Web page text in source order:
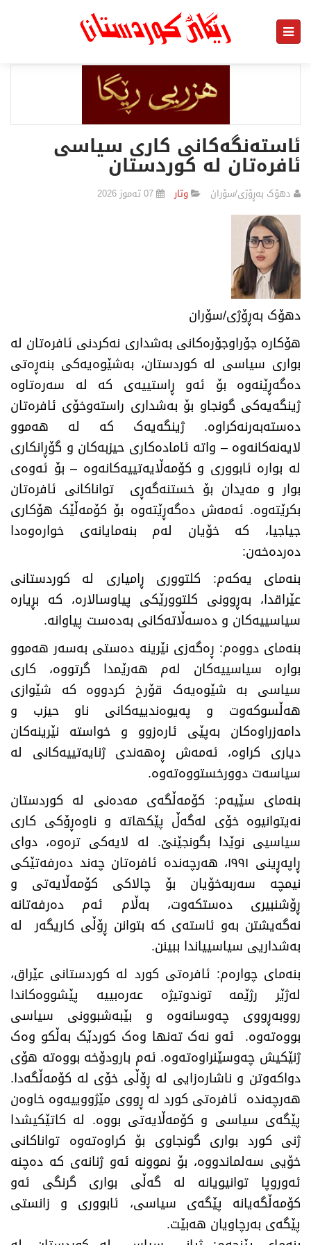
ئاستەنگەکانی کاری سیاسی
ئافرەتان لە کوردستان
دهۆک بەڕۆژی/سۆران وتار 07 تەموز 2026
دهۆک بەڕۆژی/سۆران
هۆکارە جۆراوجۆرەکانی بەشداری نەکردنی ئافرەتان لە
بواری سیاسی لە کوردستان، بەشێوەیەکی بنەڕەتی
دەگەڕێنەوە بۆ ئەو ڕاستییەی کە لە سەرەتاوە
ژینگەیەکی گونجاو بۆ بەشداری راستەوخۆی ئافرەتان
دەستەبەرنەکراوە. ژینگەیەک کە لە هەموو
لایەنەکانەوە – واتە ئامادەکاری حیزبەکان و گۆڕانکاری
لە بوارە ئابووری و کۆمەڵایەتییەکانەوە – بۆ ئەوەی
بوار و مەیدان بۆ خستنەگەڕی تواناکانی ئافرەتان
بکرێتەوە. ئەمەش دەگەڕێتەوە بۆ کۆمەڵێک هۆکاری
جیاجیا، کە خۆیان لەم بنەمایانەی خوارەوەدا
دەردەخەن:
بنەمای یەکەم: کلتووری ڕامیاری لە کوردستانی
عێراقدا، بەڕوونی کلتوورێکی پیاوسالارە، کە بڕیارە
سیاسییەکان و دەسەڵاتەکانی بەدەست پیاوانە.
بنەمای دووەم: ڕەگەزی نێرینە دەستی بەسەر هەموو
بوارە سیاسییەکان لەم هەرێمدا گرتووە، کاری
سیاسی بە شێوەیەک قۆرخ کردووە کە شێوازی
هەڵسوکەوت و پەیوەندییەکانی ناو حیزب و
دامەزراوەکان بەپێی ئارەزوو و خواستە نێرینەکان
دیاری کراوە، ئەمەش ڕەهەندی ژنایەتییەکانی لە
سیاسەت دوورخستووەتەوە.
بنەمای سێیەم: کۆمەڵگەی مەدەنی لە کوردستان
نەیتوانیوە خۆی لەگەڵ پێکهاتە و ناوەڕۆکی کاری
سیاسیی نوێدا بگونجێنێ. لە لایەکی ترەوە، دوای
ڕاپەڕینی ١٩٩١، هەرچەندە ئافرەتان چەند دەرفەتێکی
نیمچە سەربەخۆیان بۆ چالاکی کۆمەڵایەتی و
ڕۆشنبیری دەستکەوت، بەڵام ئەم دەرفەتانە
نەگەیشتن بەو ئاستەی کە بتوانن ڕۆڵی کاریگەر لە
بەشداریی سیاسییاندا ببینن.
بنەمای چوارەم: ئافرەتی کورد لە کوردستانی عێراق،
لەژێر رژێمە توندوتیژە عەرەبییە پێشووەکاندا
رووبەڕووی چەوسانەوە و بێبەشبوونی سیاسی
بووەتەوە. ئەو نەک تەنها وەک کوردێک بەڵکو وەک
ژنێکیش چەوسێنراوەتەوە. ئەم بارودۆخە بووەتە هۆی
دواکەوتن و ناشارەزایی لە ڕۆڵی خۆی لە کۆمەڵگەدا.
هەرچەندە ئافرەتی کورد لە ڕووی مێژووییەوە خاوەن
پێگەی سیاسی و کۆمەڵایەتی بووە. لە کاتێکیشدا
ژنی کورد بواری گونجاوی بۆ کراوەتەوە تواناکانی
خۆیی سەلماندووە، بۆ نموونە ئەو ژنانەی کە دەچنە
ئەوروپا توانیویانە لە گەڵی بواری گرنگی ئەو
کۆمەڵگەیانە پێگەی سیاسی، ئابووری و زانستی
پێگەی بەرچاویان هەبێت.